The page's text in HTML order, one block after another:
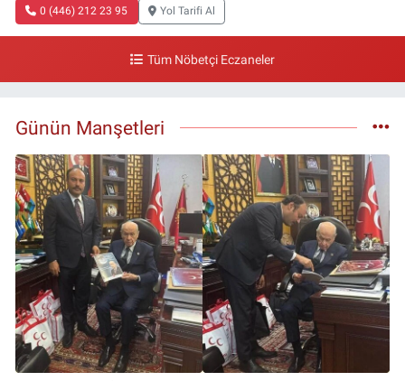
0 (446) 212 23 95 Yol Tarifi Al
Tüm Nöbetçi Eczaneler
Günün Manşetleri